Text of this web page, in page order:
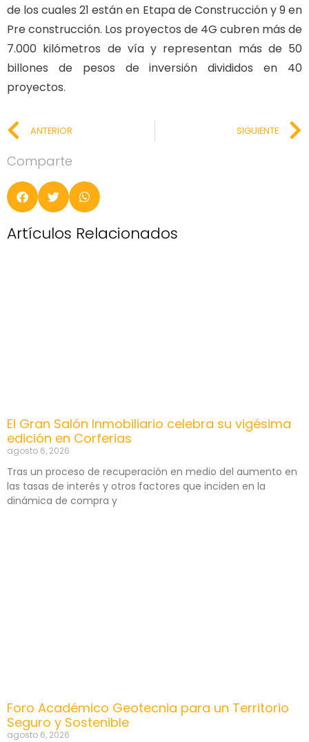
de los cuales 21 están en Etapa de Construcción y 9 en
Pre construcción. Los proyectos de 4G cubren más de
7.000 kilómetros de vía y representan más de 50
billones de pesos de inversión divididos en 40
proyectos.
ANTERIOR SIGUIENTE
Comparte
Artículos Relacionados
El Gran Salón Inmobiliario celebra su vigésima
edición en Corferias
agosto 6, 2026
Tras un proceso de recuperación en medio del aumento en
las tasas de interés y otros factores que inciden en la
dinámica de compra y
Foro Académico Geotecnia para un Territorio
Seguro y Sostenible
agosto 6, 2026